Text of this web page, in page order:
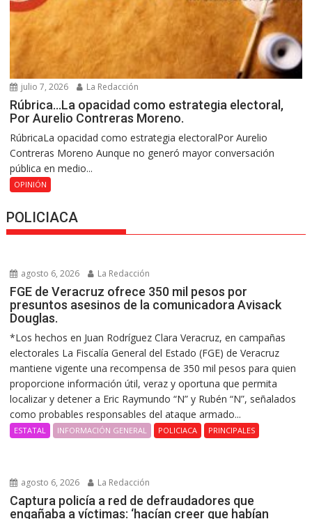
julio 7, 2026 La Redacción
Rúbrica…La opacidad como estrategia electoral,
Por Aurelio Contreras Moreno.
RúbricaLa opacidad como estrategia electoralPor Aurelio
Contreras Moreno Aunque no generó mayor conversación
pública en medio...
OPINIÓN
POLICIACA
agosto 6, 2026 La Redacción
FGE de Veracruz ofrece 350 mil pesos por
presuntos asesinos de la comunicadora Avisack
Douglas.
*Los hechos en Juan Rodríguez Clara Veracruz, en campañas
electorales La Fiscalía General del Estado (FGE) de Veracruz
mantiene vigente una recompensa de 350 mil pesos para quien
proporcione información útil, veraz y oportuna que permita
localizar y detener a Eric Raymundo “N” y Rubén “N”, señalados
como probables responsables del ataque armado...
ESTATAL INFORMACIÓN GENERAL POLICIACA PRINCIPALES
agosto 6, 2026 La Redacción
Captura policía a red de defraudadores que
engañaba a víctimas: ‘hacían creer que habían